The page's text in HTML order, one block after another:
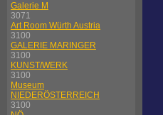
Galerie M
3071
Art Room Würth Austria
3100
GALERIE MARINGER
3100
KUNST/WERK
3100
Museum
NIEDERÖSTERREICH
3100